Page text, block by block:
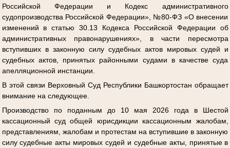
Российской Федерации и Кодекс административного
судопроизводства Российской Федерации», №80-ФЗ «О внесении
изменений в статью 30.13 Кодекса Российской Федерации об
административных правонарушениях», в части пересмотра
вступивших в законную силу судебных актов мировых судей и
судебных актов, принятых районными судами в качестве суда
апелляционной инстанции.
В этой связи Верховный Суд Республики Башкортостан обращает
внимание на следующее.
Производство по поданным до 10 мая 2026 года в Шестой
кассационный суд общей юрисдикции кассационным жалобам,
представлениям, жалобам и протестам на вступившие в законную
силу судебные акты мировых судей и судебные акты, принятые в